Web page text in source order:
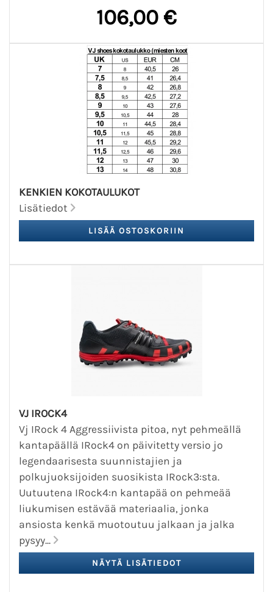
106,00 €
KENKIEN KOKOTAULUKOT
Lisätiedot
VJ IROCK4
Vj IRock 4 Aggressiivista pitoa, nyt pehmeällä
kantapäällä IRock4 on päivitetty versio jo
legendaarisesta suunnistajien ja
polkujuoksijoiden suosikista IRock3:sta.
Uutuutena IRock4:n kantapää on pehmeää
liukumisen estävää materiaalia, jonka
ansiosta kenkä muotoutuu jalkaan ja jalka
pysyy...